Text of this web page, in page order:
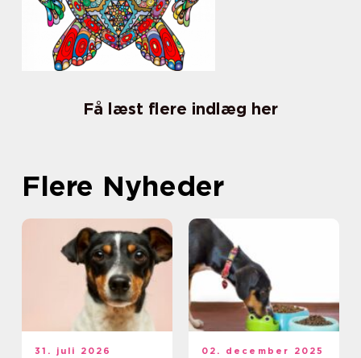
Få læst flere indlæg her
Flere Nyheder
31. juli 2026 02. december 2025